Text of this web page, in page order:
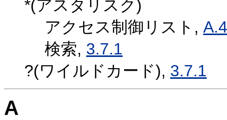
*(アスタリスク)
アクセス制御リスト,
検索, 3.7.1
?(ワイルドカード), 3.7.1
A